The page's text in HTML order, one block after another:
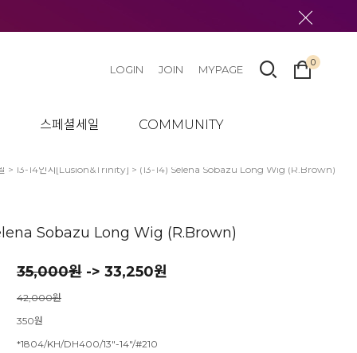
스페셜세일 COMMUNITY
LOGIN JOIN MYPAGE
0
> 13-14인치[Lusion&Trinity] > (13-14) Selena Sobazu Long Wig (R.Brown)
Sobazu Long Wig (R.Brown)
35,000원 -> 33,250원
42,000원
350원
*1804/KH/DH400/13"-14"/#210